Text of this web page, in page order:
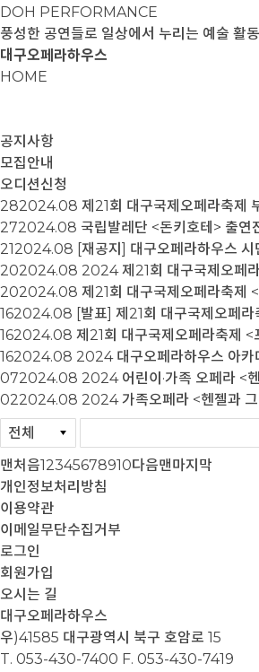
DOH PERFORMANCE
풍성한 공연들로 일상에서 누리는 예술 활동
대구오페라하우스
HOME
공지사항
모집안내
오디션신청
282024.08 제21회 대구국제오페라축제
272024.08 국립발레단 <돈키호테> 출연
212024.08 [재공지] 대구오페라하우스
202024.08 2024 제21회 대구국제오페
202024.08 제21회 대구국제오페라축제
162024.08 [발표] 제21회 대구국제오페
162024.08 제21회 대구국제오페라축제
162024.08 2024 대구오페라하우스 아카
072024.08 2024 어린이·가족 오페라 <
022024.08 2024 가족오페라 <헨젤과
맨처음12345678910다음맨마지막
개인정보처리방침
이용약관
이메일무단수집거부
로그인
회원가입
오시는 길
대구오페라하우스
우)41585 대구광역시 북구 호암로 15
T. 053-430-7400 F. 053-430-7419